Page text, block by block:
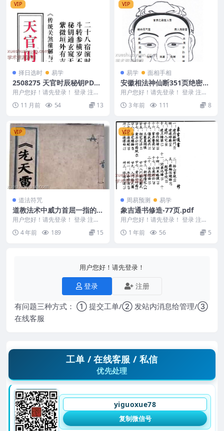
VIP
择日选时 易学
2508275 天官时辰秘钥PDF
文档117页，传统关煞禳解与
星宿择日周堂通考Y
用户您好！请先登录！ 登录 注册
天官时辰秘钥PDF文档117页，传
统关煞禳解与...
11 月前 54 13
VIP
易学 面相手相
安徽相法神仙断351页绝密内
部资料
用户您好！请先登录！ 登录 注册
安徽相法神仙断351页绝密内部资
料 Y2307...
3 年前 111 8
VIP
道法符咒
道教法术中威力首屈一指的
《先天雷法》古籍
用户您好！请先登录！ 登录 注册
D22522.先天雷法 道教中有很多神
奇的法术...
4 年前 189 15
VIP
周易预测 易学
象吉通书修造-77页.pdf
用户您好！请先登录！ 登录 注册
象吉通书 250411-1 修造-77页.p
d... 1 年前 56 5
用户您好！请先登录！
登录 注册
有问题三种方式： ① 提交工单/② 发站内消息给管理/③
在线客服
工单 / 在线客服 / 私信
优先处理
yiguoxue78
复制微信号